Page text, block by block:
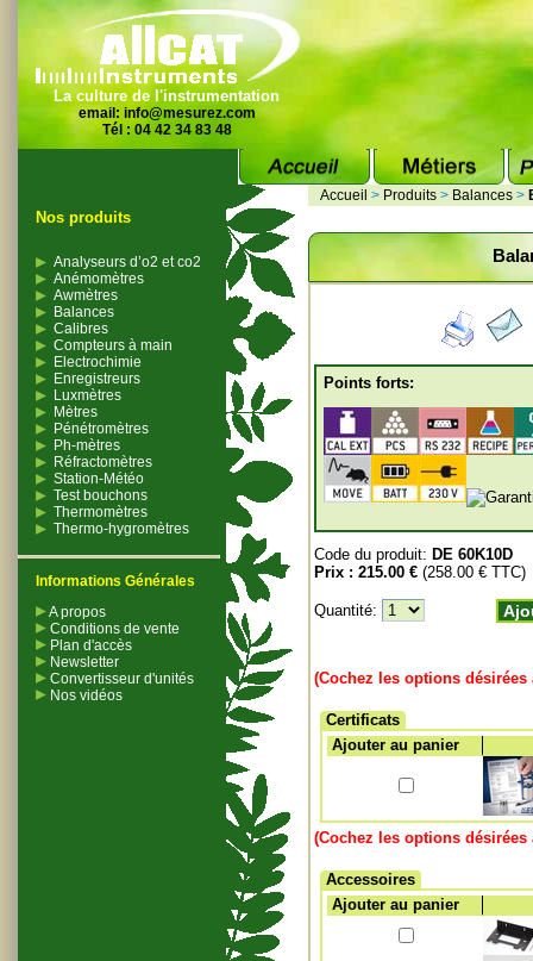
La culture de l'instrumentation
email: info@mesurez.com
Tél : 04 42 34 83 48
Nos produits
Analyseurs d’o2 et co2
Anémomètres
Awmètres
Balances
Calibres
Compteurs à main
Electrochimie
Enregistreurs
Luxmètres
Mètres
Pénétromètres
Ph-mètres
Réfractomètres
Station-Météo
Test bouchons
Thermomètres
Thermo-hygromètres
Informations Générales
A propos
Conditions de vente
Plan d'accès
Newsletter
Convertisseur d'unités
Nos vidéos
Accueil > Produits > Balances >
Points forts:
Code du produit: DE 60K10D
Prix : 215.00 € (258.00 € TTC)
Quantité:
(Cochez les options
Certificats
Ajouter au panier
(Cochez les options
Accessoires
Ajouter au panier